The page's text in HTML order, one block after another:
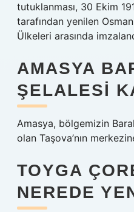
tutuklanması, 30 Ekim
tarafından yenilen
Ülkeleri arasında
AMASYA
ŞELALESI
Amasya, bölgemizin
olan Taşova’nın
TOYGA
NEREDE